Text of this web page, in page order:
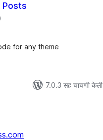
Posts
for any theme
7.0.3 सह चाचणी केली